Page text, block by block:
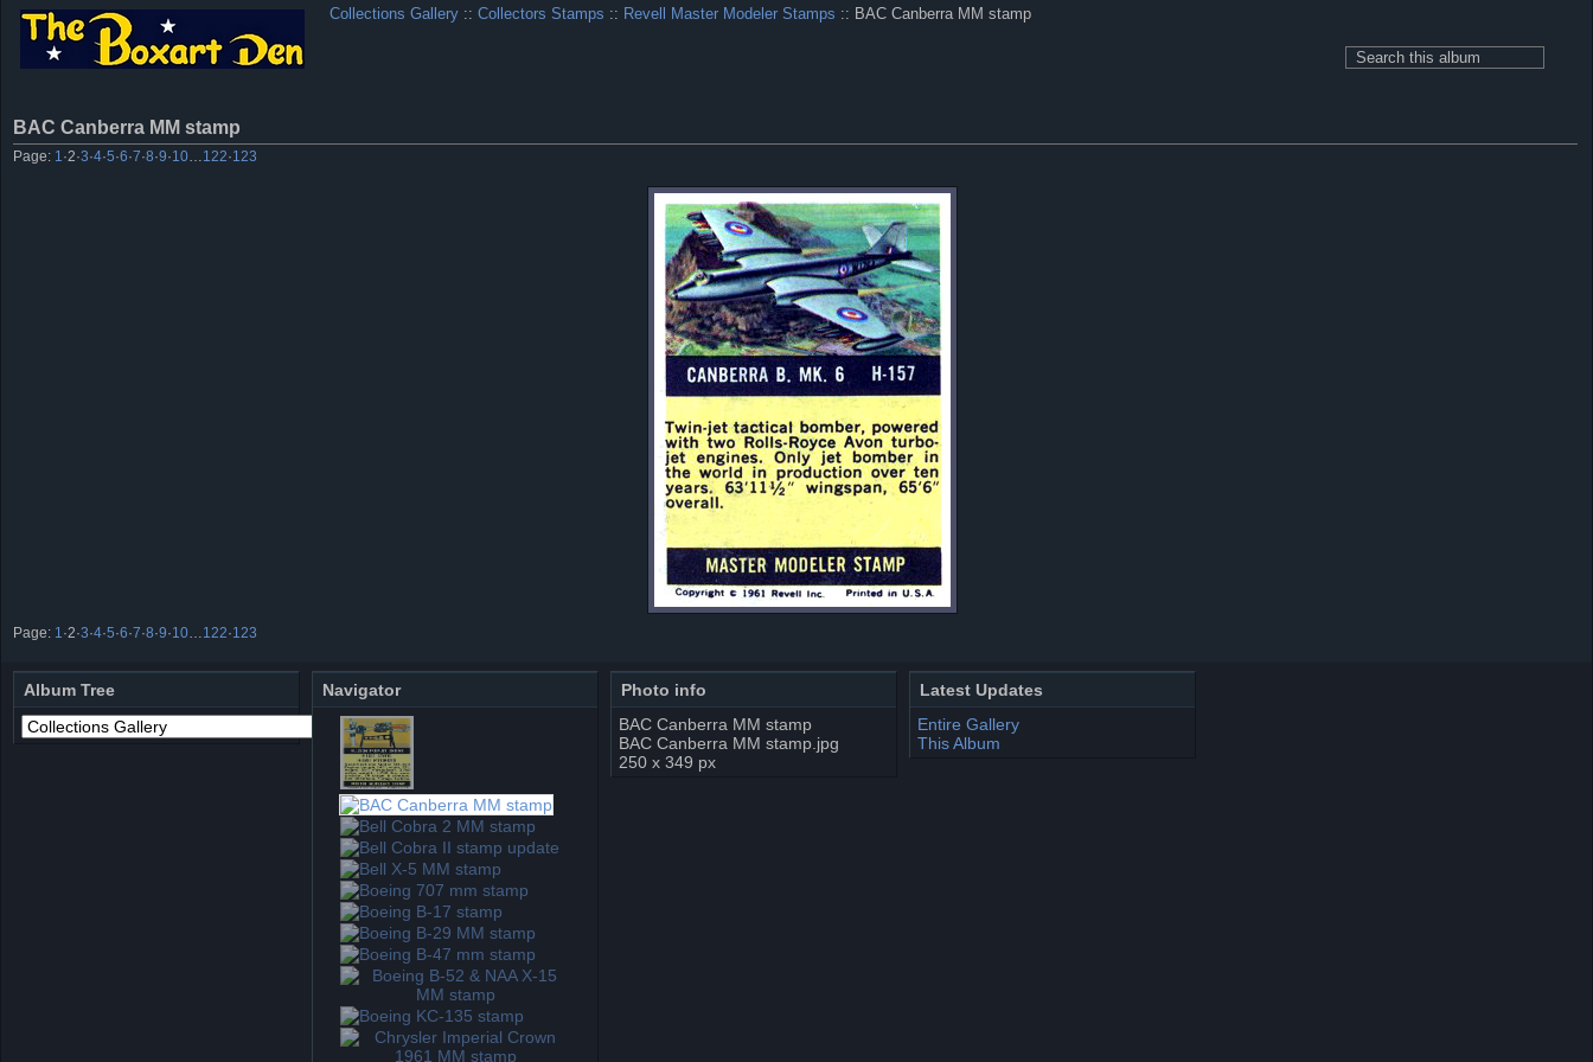
Collections Gallery ::Collectors Stamps :: Revell Master Modeler Stamps :: BAC Canberra MM stamp
BAC Canberra MM stamp
Page: 1 ·2·3·4·5·6·7·8·9·10 122·123
Page: 1 ·2·3·4·5·6·7·8·9·10 122·123
Album Tree Navigator
Photo info
BAC Canberra MM stamp
BAC Canberra MM stamp.jpg
250 x 349 px
Latest Updates
Entire Gallery
This Album